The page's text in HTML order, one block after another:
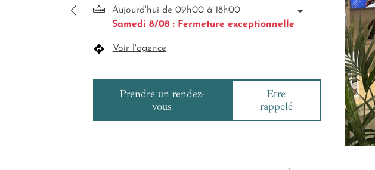
Aujourd'hui de 09h00 à 18h00
Samedi 8/08 : Fermeture exceptionnelle
Voir l'agence
Prendre un rendez-
vous
Etre
rappelé